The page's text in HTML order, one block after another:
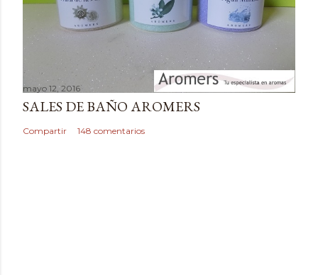
o
mayo 12, 2016
SALES DE BAÑO AROMERS
Compartir 148 comentarios